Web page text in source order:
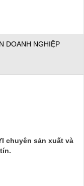
DOANH NGHIỆP
chuyên sản xuất và